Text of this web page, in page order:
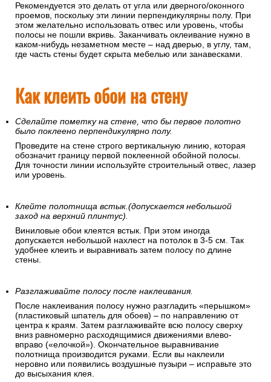
Рекомендуется это делать от угла или дверного/оконного
проемов, поскольку эти линии перпендикулярны полу. При
этом желательно использовать отвес или уровень, чтобы
полосы не пошли вкривь. Заканчивать оклеивание нужно в
каком-нибудь незаметном месте – над дверью, в углу, там,
где часть стены будет скрыта мебелью или занавесками.
Как клеить обои на стену
Сделайте пометку на стене, что бы первое полотно
было поклеено перпендикулярно полу.
Проведите на стене строго вертикальную линию, которая
обозначит границу первой поклеенной обойной полосы.
Для точности линии используйте строительный отвес, лазер
или уровень.
Клейте полотнища встык.(допускается небольшой
заход на верхний плинтус).
Виниловые обои клеятся встык. При этом иногда
допускается небольшой нахлест на потолок в 3-5 см. Так
удобнее клеить и выравнивать затем полосу по длине
стены.
Разглаживайте полосу после наклеивания.
После наклеивания полосу нужно разгладить «перышком»
(пластиковый шпатель для обоев) – по направлению от
центра к краям. Затем разглаживайте всю полосу сверху
вниз равномерно расходящимися движениями влево-
вправо («елочкой»). Окончательное выравнивание
полотнища производится руками. Если вы наклеили
неровно или появились воздушные пузыри – исправьте это
до высыхания клея.